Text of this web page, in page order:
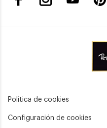
Política de cookies
Configuración de cookies